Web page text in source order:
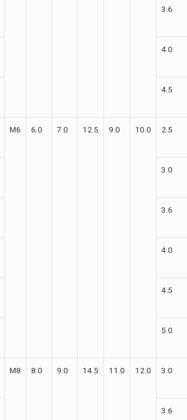
3.6
4.0
4.5
М6 6.0 7.0 12.5 9.0 10.0 2.5
3.0
3.6
4.0
4.5
5.0
М8 8.0 9.0 14.5 11.0 12.0 3.0
3.6